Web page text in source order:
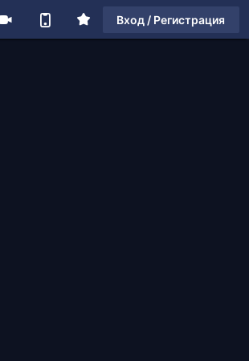
Вход / Регистрация